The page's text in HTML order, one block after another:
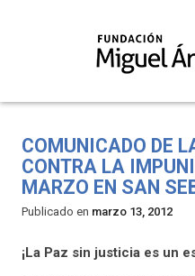
COMUNICADO DE
CONTRA LA
MARZO EN SAN
Publicado en marzo 13, 2012
¡La Paz sin justicia es un